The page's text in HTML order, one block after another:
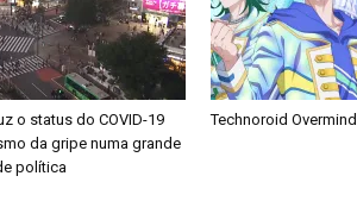
o status do COVID-19
da gripe numa grande
política
Technoroid